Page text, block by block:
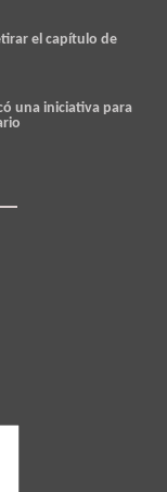
el capítulo de
una iniciativa para